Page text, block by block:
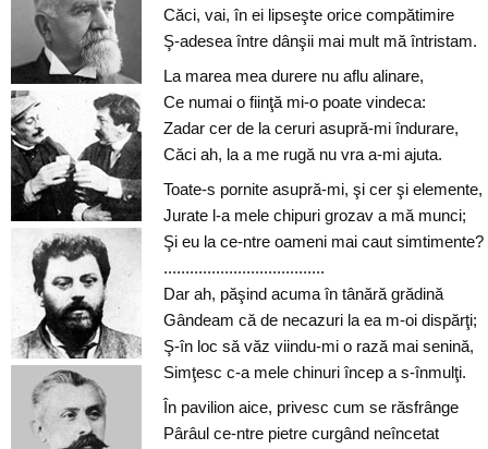
Căci, vai, în ei lipseşte orice compătimire
Ş-adesea între dânşii mai mult mă întristam.
La marea mea durere nu aflu alinare,
Ce numai o fiinţă mi-o poate vindeca:
Zadar cer de la ceruri asupră-mi îndurare,
Căci ah, la a me rugă nu vra a-mi ajuta.
Toate-s pornite asupră-mi, şi cer şi elemente,
Jurate l-a mele chipuri grozav a mă munci;
Şi eu la ce-ntre oameni mai caut simtimente?
.....................................
Dar ah, păşind acuma în tânără grădină
Gândeam că de necazuri la ea m-oi dispărţi;
Ş-în loc să văz viindu-mi o rază mai senină,
Simţesc c-a mele chinuri încep a s-înmulţi.
În pavilion aice, privesc cum se răsfrânge
Pârâul ce-ntre pietre curgând neîncetat